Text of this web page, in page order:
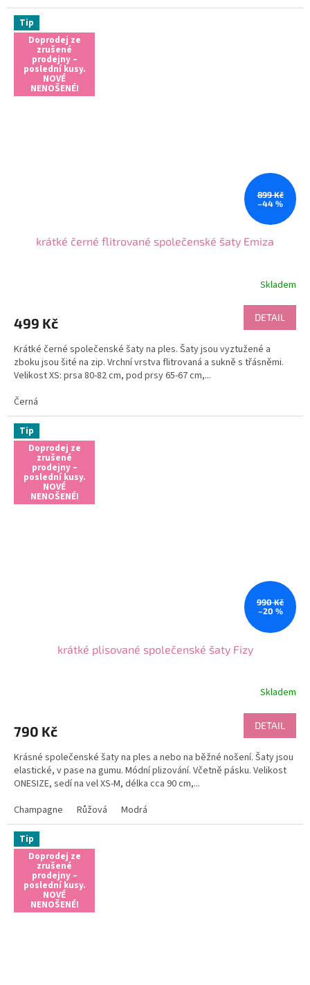
Tip
Doprodej ze
zrušené
prodejny –
poslední kusy.
NOVÉ
NENOŠENÉ!
899 Kč
–44 %
krátké černé flitrované společenské šaty Emiza
je
z
5
hvězdiček.
Skladem
499 Kč DETAIL
Krátké černé společenské šaty na ples. Šaty jsou vyztužené a
zboku jsou šité na zip. Vrchní vrstva flitrovaná a sukně s třásněmi.
Velikost XS: prsa 80-82 cm, pod prsy 65-67 cm,...
Černá
Tip
Doprodej ze
zrušené
prodejny –
poslední kusy.
NOVÉ
NENOŠENÉ!
990 Kč
–20 %
krátké plisované společenské šaty Fizy
je
z
5
hvězdiček.
Skladem
790 Kč DETAIL
Krásné společenské šaty na ples a nebo na běžné nošení. Šaty jsou
elastické, v pase na gumu. Módní plizování. Včetně pásku. Velikost
ONESIZE, sedí na vel XS-M, délka cca 90 cm,...
Champagne
Růžová Modrá
Tip
Doprodej ze
zrušené
prodejny –
poslední kusy.
NOVÉ
NENOŠENÉ!